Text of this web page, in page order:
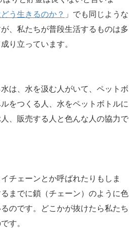
う生きるのか？ 」でも同じような
、私たちが普段生活するものは多
り立っています。
は、水を汲む人がいて、ペットボ
をつくる人、水をペットボトルに
、販売する人と色んな人の協力で
チェーンとか呼ばれたりもしま
までに鎖（チェーン）のように色
のです。どこかが抜けたら私たち
す。